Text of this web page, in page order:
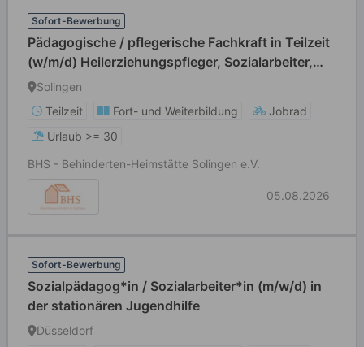
Sofort-Bewerbung
Pädagogische / pflegerische Fachkraft in Teilzeit
(w/m/d) Heilerziehungspfleger, Sozialarbeiter,
Sozialpädagoge, Erzieher, Gesundheits- und
Solingen
Teilzeit
Fort- und Weiterbildung
Jobrad
Urlaub >= 30
BHS - Behinderten-Heimstätte Solingen e.V.
05.08.2026
Sofort-Bewerbung
Sozialpädagog*in / Sozialarbeiter*in (m/w/d) in
der stationären Jugendhilfe
Düsseldorf